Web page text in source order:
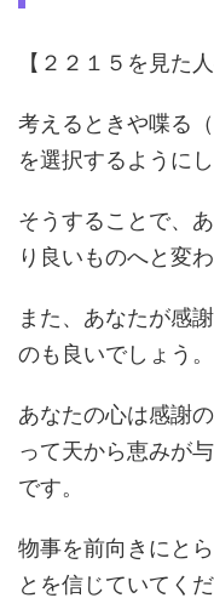
【２２１５を見た人
考えるときや喋る
を選択するようにし
そうすることで、
り良いものへと変
また、あなたが感
のも良いでしょう。
あなたの心は感謝
って天から恵みが
です。
物事を前向きにと
とを信じていてくだ